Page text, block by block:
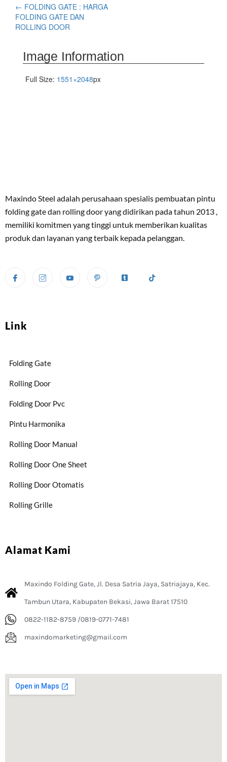
← FOLDING GATE : HARGA
FOLDING GATE DAN
ROLLING DOOR
Image Information
Full Size: 1551×2048px
Maxindo Steel adalah perusahaan spesialis pembuatan pintu
folding gate dan rolling door yang didirikan pada tahun 2013 ,
memiliki komitmen yang tinggi untuk memberikan kualitas
produk dan layanan yang terbaik kepada pelanggan.
Link
Folding Gate
Rolling Door
Folding Door Pvc
Pintu Harmonika
Rolling Door Manual
Rolling Door One Sheet
Rolling Door Otomatis
Rolling Grille
Alamat Kami
Maxindo Folding Gate, Jl. Desa Satria Jaya, Satriajaya, Kec.
Tambun Utara, Kabupaten Bekasi, Jawa Barat 17510
0822-1182-8759 /0819-0771-7481
maxindomarketing@gmail.com